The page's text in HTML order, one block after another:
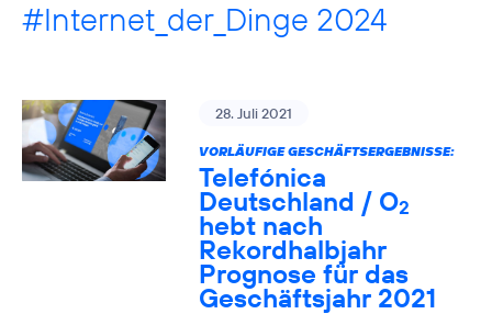
#Internet_der_Dinge 2024
28. Juli 2021
VORLÄUFIGE GESCHÄFTSERGEBNISSE:
Telefónica
Deutschland / O2
hebt nach
Rekordhalbjahr
Prognose für das
Geschäftsjahr 2021